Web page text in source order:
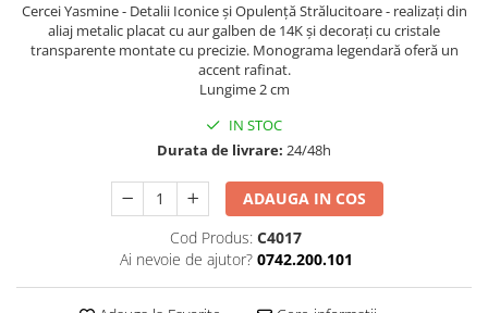
Cercei Yasmine - Detalii Iconice și Opulență Strălucitoare - realizați din
aliaj metalic placat cu aur galben de 14K și decorați cu cristale
transparente montate cu precizie. Monograma legendară oferă un
accent rafinat.
Lungime 2 cm
IN STOC
Durata de livrare: 24/48h
ADAUGA IN COS
Cod Produs: C4017
Ai nevoie de ajutor? 0742.200.101